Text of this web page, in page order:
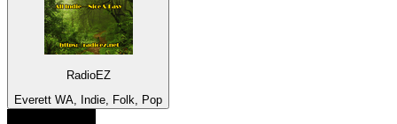
RadioEZ
Everett WA, Indie, Folk, Pop